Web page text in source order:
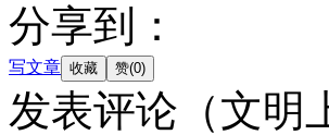
分享到：
写文章
发表评论 （文